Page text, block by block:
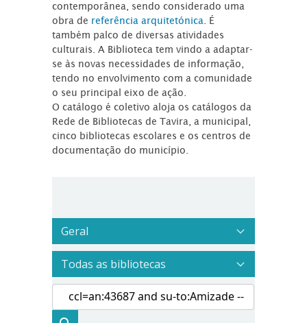
contemporânea, sendo considerado uma
obra de referência arquitetónica . É
também palco de diversas atividades
culturais. A Biblioteca tem vindo a adaptar-
se às novas necessidades de informação,
tendo no envolvimento com a comunidade
o seu principal eixo de ação.
O catálogo é coletivo aloja os catálogos da
Rede de Bibliotecas de Tavira, a municipal,
cinco bibliotecas escolares e os centros de
documentação do município.